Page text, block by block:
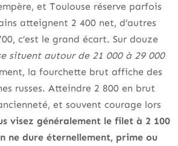
et Toulouse réserve parfois
atteignent 2 400 net, d’autres
c’est le grand écart. Sur douze
situent autour de 21 000 à 29 000
la fourchette brut affiche des
russes. Atteindre 2 800 en brut
et souvent courage lors
visez généralement le filet à 2 100
ne dure éternellement, prime ou